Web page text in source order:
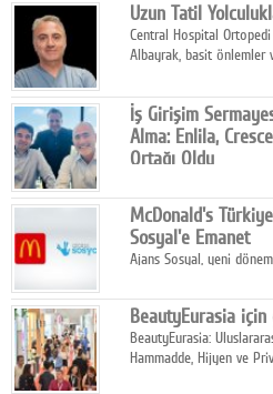
Uzun Tatil
Central Hospital
Albayrak, basit önlemler
İş Girişim
Alma: Enlila,
Ortağı Oldu
stratejisini uluslararası
tamamladı.
McDonald's
Sosyal'e Emanet
Ajans Sosyal, yeni
BeautyEurasia için
BeautyEurasia:
Hammadde, Hijyen ve